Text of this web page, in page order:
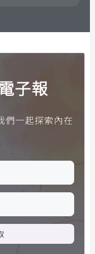
子報
們一起探索內在